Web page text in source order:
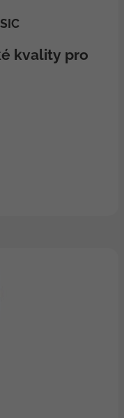
kvality pro